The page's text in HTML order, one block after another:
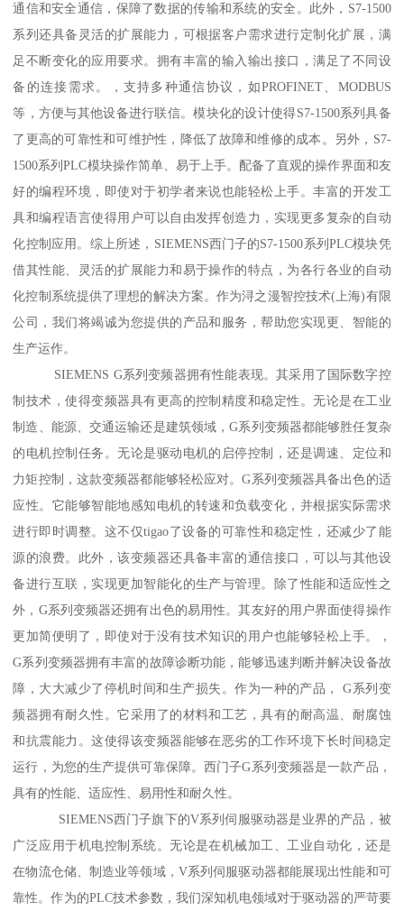
通信和安全通信，保障了数据的传输和系统的安全。此外，S7-1500
系列还具备灵活的扩展能力，可根据客户需求进行定制化扩展，满
足不断变化的应用要求。拥有丰富的输入输出接口，满足了不同设
备的连接需求。，支持多种通信协议，如PROFINET、MODBUS
等，方便与其他设备进行联信。模块化的设计使得S7-1500系列具备
了更高的可靠性和可维护性，降低了故障和维修的成本。另外，S7-
1500系列PLC模块操作简单、易于上手。配备了直观的操作界面和友
好的编程环境，即使对于初学者来说也能轻松上手。丰富的开发工
具和编程语言使得用户可以自由发挥创造力，实现更多复杂的自动
化控制应用。综上所述，SIEMENS西门子的S7-1500系列PLC模块凭
借其性能、灵活的扩展能力和易于操作的特点，为各行各业的自动
化控制系统提供了理想的解决方案。作为浔之漫智控技术(上海)有限
公司，我们将竭诚为您提供的产品和服务，帮助您实现更、智能的
生产运作。
SIEMENS G系列变频器拥有性能表现。其采用了国际数字控
制技术，使得变频器具有更高的控制精度和稳定性。无论是在工业
制造、能源、交通运输还是建筑领域，G系列变频器都能够胜任复杂
的电机控制任务。无论是驱动电机的启停控制，还是调速、定位和
力矩控制，这款变频器都能够轻松应对。G系列变频器具备出色的适
应性。它能够智能地感知电机的转速和负载变化，并根据实际需求
进行即时调整。这不仅tigao了设备的可靠性和稳定性，还减少了能
源的浪费。此外，该变频器还具备丰富的通信接口，可以与其他设
备进行互联，实现更加智能化的生产与管理。除了性能和适应性之
外，G系列变频器还拥有出色的易用性。其友好的用户界面使得操作
更加简便明了，即使对于没有技术知识的用户也能够轻松上手。，
G系列变频器拥有丰富的故障诊断功能，能够迅速判断并解决设备故
障，大大减少了停机时间和生产损失。作为一种的产品， G系列变
频器拥有耐久性。它采用了的材料和工艺，具有的耐高温、耐腐蚀
和抗震能力。这使得该变频器能够在恶劣的工作环境下长时间稳定
运行，为您的生产提供可靠保障。西门子G系列变频器是一款产品，
具有的性能、适应性、易用性和耐久性。
SIEMENS西门子旗下的V系列伺服驱动器是业界的产品，被
广泛应用于机电控制系统。无论是在机械加工、工业自动化，还是
在物流仓储、制造业等领域，V系列伺服驱动器都能展现出性能和可
靠性。作为的PLC技术参数，我们深知机电领域对于驱动器的严苛要